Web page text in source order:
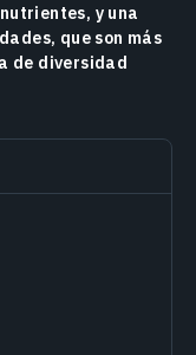
y una
que son más
de diversidad